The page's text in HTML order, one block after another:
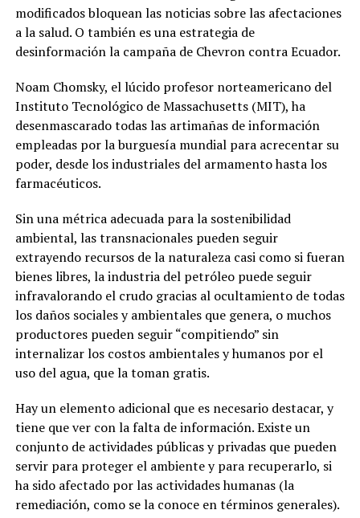
modificados bloquean las noticias sobre las afectaciones
a la salud. O también es una estrategia de
desinformación la campaña de Chevron contra Ecuador.
Noam Chomsky, el lúcido profesor norteamericano del
Instituto Tecnológico de Massachusetts (MIT), ha
desenmascarado todas las artimañas de información
empleadas por la burguesía mundial para acrecentar su
poder, desde los industriales del armamento hasta los
farmacéuticos.
Sin una métrica adecuada para la sostenibilidad
ambiental, las transnacionales pueden seguir
extrayendo recursos de la naturaleza casi como si fueran
bienes libres, la industria del petróleo puede seguir
infravalorando el crudo gracias al ocultamiento de todas
los daños sociales y ambientales que genera, o muchos
productores pueden seguir “compitiendo” sin
internalizar los costos ambientales y humanos por el
uso del agua, que la toman gratis.
Hay un elemento adicional que es necesario destacar, y
tiene que ver con la falta de información. Existe un
conjunto de actividades públicas y privadas que pueden
servir para proteger el ambiente y para recuperarlo, si
ha sido afectado por las actividades humanas (la
remediación, como se la conoce en términos generales).